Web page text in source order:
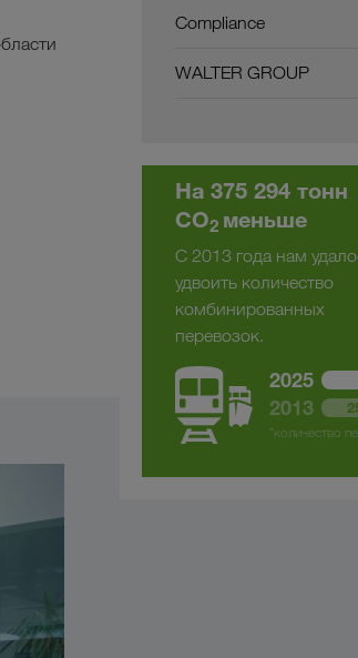
Compliance
WALTER GROUP
На 375 294 тонн
CO2 меньше
С 2013 года нам
удвоить количество
комбинированных
перевозок.
2025
2013
*количество